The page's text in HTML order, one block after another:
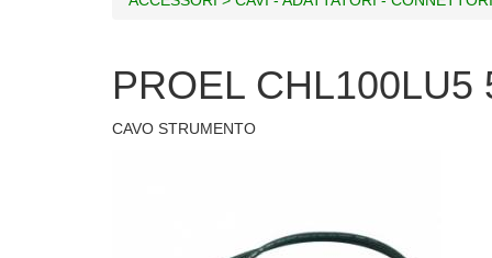
PROEL CHL100LU5
CAVO STRUMENTO